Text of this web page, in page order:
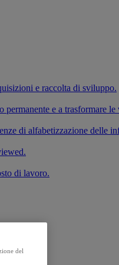
e raccolta di sviluppo.
e a trasformare le
di alfabetizzazione delle
di lavoro.
del